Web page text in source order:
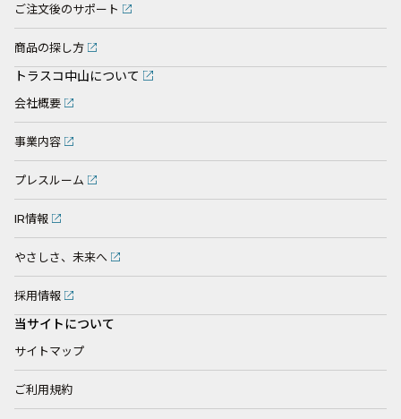
ご注文後のサポート
商品の探し方
トラスコ中山について
会社概要
事業内容
プレスルーム
IR情報
やさしさ、未来へ
採用情報
当サイトについて
サイトマップ
ご利用規約